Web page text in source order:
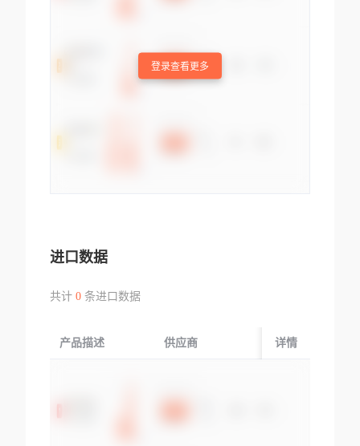
登录查看更多
进口数据
共计 0条进口数据
产品描述 供应商 起运国/地区
详情